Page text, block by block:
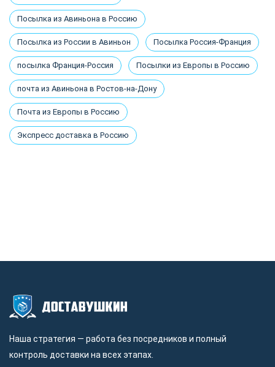
Посылка из Авиньона в Россию
Посылка из России в Авиньон Посылка Россия-Франция
посылка Франция-Россия Посылки из Европы в Россию
почта из Авиньона в Ростов-на-Дону
Почта из Европы в Россию
Экспресс доставка в Россию
Наша стратегия — работа без посредников и полный
контроль доставки на всех этапах.